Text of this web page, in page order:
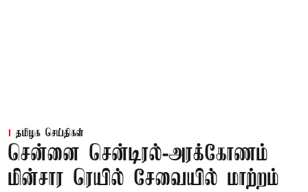
தமிழக செய்திகள்
சென்னை சென்டிரல்-அரக்கோணம்
மின்சார ரெயில் சேவையில் மாற்றம்